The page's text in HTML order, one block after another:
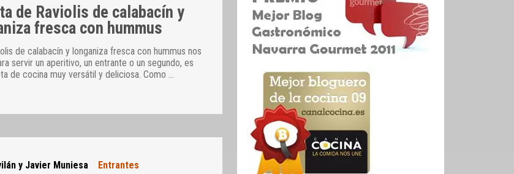
de Raviolis de calabacín y
fresca con hummus
de calabacín y longaniza fresca con hummus nos
servir un aperitivo, un entrante o un segundo, es
de cocina muy versátil y deliciosa. Como
y Javier Muniesa Entrantes